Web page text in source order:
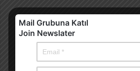
Mail Grubuna Katıl
Join Newslater